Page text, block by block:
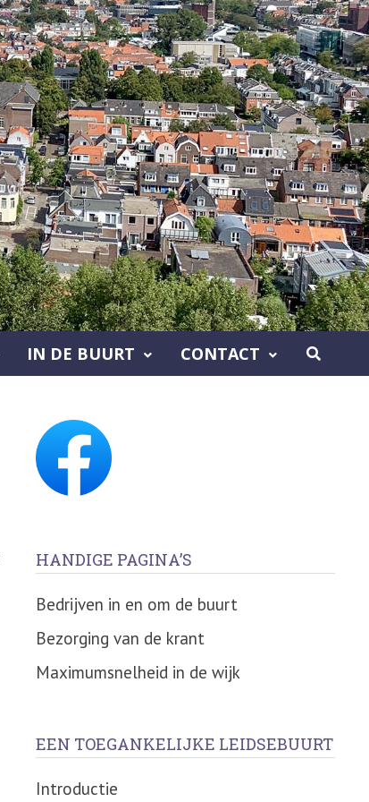
IN DE BUURT CONTACT
HANDIGE PAGINA’S
Bedrijven in en om de buurt
Bezorging van de krant
Maximumsnelheid in de wijk
EEN TOEGANKELIJKE LEIDSEBUURT
Introductie